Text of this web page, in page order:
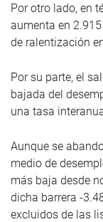
Por otro lado, en
aumenta en
de ralentización
Por su parte, el
bajada del
una tasa
Aunque se
medio de
más baja desde
dicha barrera -
excluidos de las